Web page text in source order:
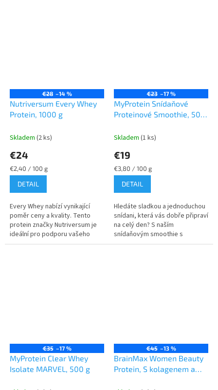
€28 –14 %
Nutriversum Every Whey
Protein, 1000 g
Skladem (2 ks)
€24
Jednotková
cena:
€2,40 / 100 g
DETAIL
Every Whey nabízí vynikající
poměr ceny a kvality. Tento
protein značky Nutriversum je
ideální pro podporu vašeho
tréninku nebo doplnění denního
€23 –17 %
MyProtein Snídaňové
Proteinové Smoothie, 500
Skladem (1 ks)
€19
Jednotková
cena:
€3,80 / 100 g
DETAIL
Hledáte sladkou a jednoduchou
snídani, která vás dobře připraví
na celý den? S naším
snídaňovým smoothie s
vysokým obsahem bílkovin
€35 –17 %
MyProtein Clear Whey
Isolate MARVEL, 500 g
€45 –13 %
BrainMax Women Beauty
Protein, S kolagenem a